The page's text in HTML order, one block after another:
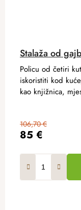
Stalaža od
85 €
106,70 €
Policu od četiri
iskoristiti kod
kao knjižnica,